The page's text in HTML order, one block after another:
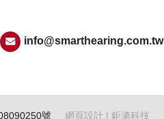
info@smarthearing.com.tw
號 網頁設計| 鉅潞科技